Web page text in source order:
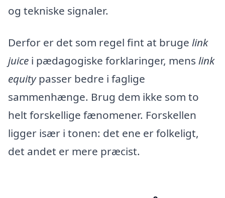
og tekniske signaler.
Derfor er det som regel fint at bruge link
juice i pædagogiske forklaringer, mens link
equitypasser bedre i faglige
sammenhænge. Brug dem ikke som to
helt forskellige fænomener. Forskellen
ligger især i tonen: det ene er folkeligt,
det andet er mere præcist.